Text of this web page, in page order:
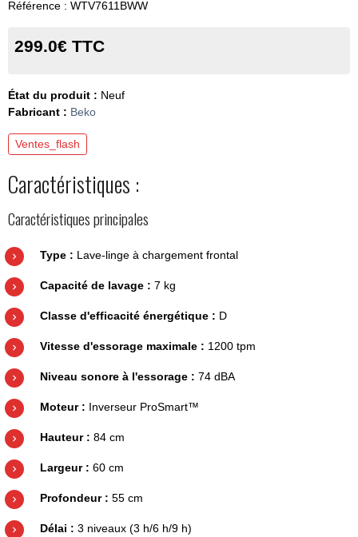
Référence : WTV7611BWW
299.0€ TTC
État du produit : Neuf
Fabricant : Beko
Ventes_flash
Caractéristiques :
Caractéristiques principales
Type : Lave-linge à chargement frontal
Capacité de lavage : 7 kg
Classe d'efficacité énergétique : D
Vitesse d'essorage maximale : 1200 tpm
Niveau sonore à l'essorage : 74 dBA
Moteur : Inverseur ProSmart™
Hauteur : 84 cm
Largeur : 60 cm
Profondeur : 55 cm
Délai : 3 niveaux (3 h/6 h/9 h)